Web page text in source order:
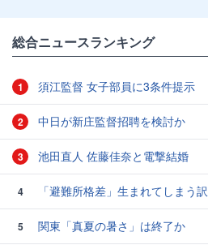
総合ニュースランキング
1 須江監督 女子部員に3条件提示
2 中日が新庄監督招聘を検討か
3 池田直人 佐藤佳奈と電撃結婚
4 「避難所格差」生まれてしまう訳
5
関東「真夏の暑さ」は終了か